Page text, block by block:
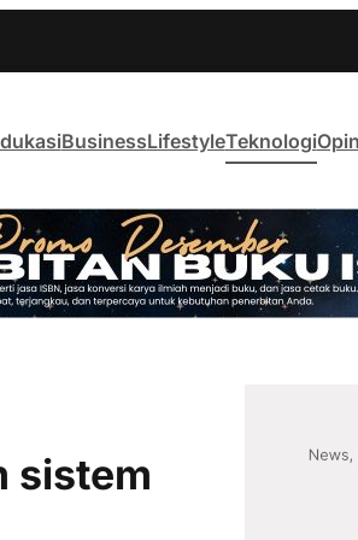
BusinessLifestyleTeknologi
sistem